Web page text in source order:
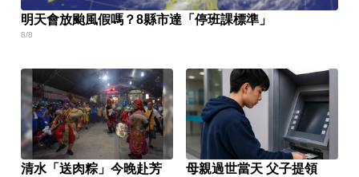
明天會放颱風假嗎？8縣市達「停班課標準」
8/8
清水「送肉粽」今晚赴芳
母親過世當天 父子提領